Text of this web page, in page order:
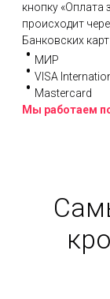
кнопку «Оплата
происходит
Банковских
МИР
VISA
Mastercard
Мы работаем